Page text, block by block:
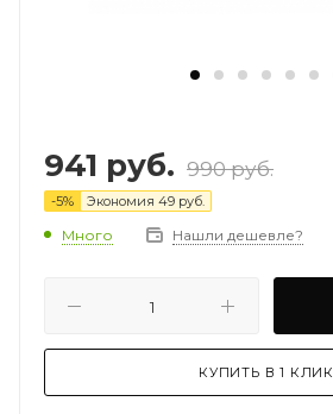
941 руб. 990руб.
-5% Экономия 49 руб.
Много Нашли дешевле?
КУПИТЬ В 1 КЛИК